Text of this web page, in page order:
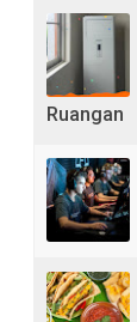
Ruangan